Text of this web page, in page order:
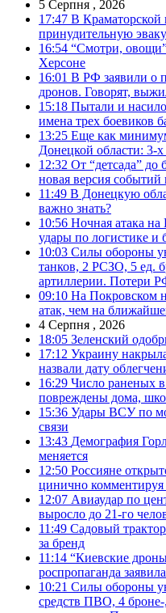
5 Серпня , 2026
17:47 В Краматорской
принудительную
16:54 “Смотри,
Херсоне
16:01 В РФ заявили о
дронов. Говорят,
15:18 Пытали и
имена трех боевиков
13:25 Еще как
Донецкой области: 3-
12:32 От “детсада” до
новая версия событий
11:49 В Донецкую
важно знать?
10:56 Ночная атака на
удары по логистике и
10:03 Силы обороны
танков, 2 РСЗО, 5 ед.
артиллерии. Потери
09:10 На Покровском
атак, чем на
4 Серпня , 2026
18:05 Зеленский
17:12 Украину
назвали дату
16:29 Число раненых
повреждены дома,
15:36 Удары ВСУ по
связи
13:43 Демография
меняется
12:50 Россияне
цинично комментируя
12:07 Авиаудар по
выросло до 21-го
11:49 Садовый
за бренд
11:14 “Киевские
роспропаганда
10:21 Силы обороны
средств ПВО, 4 броне-